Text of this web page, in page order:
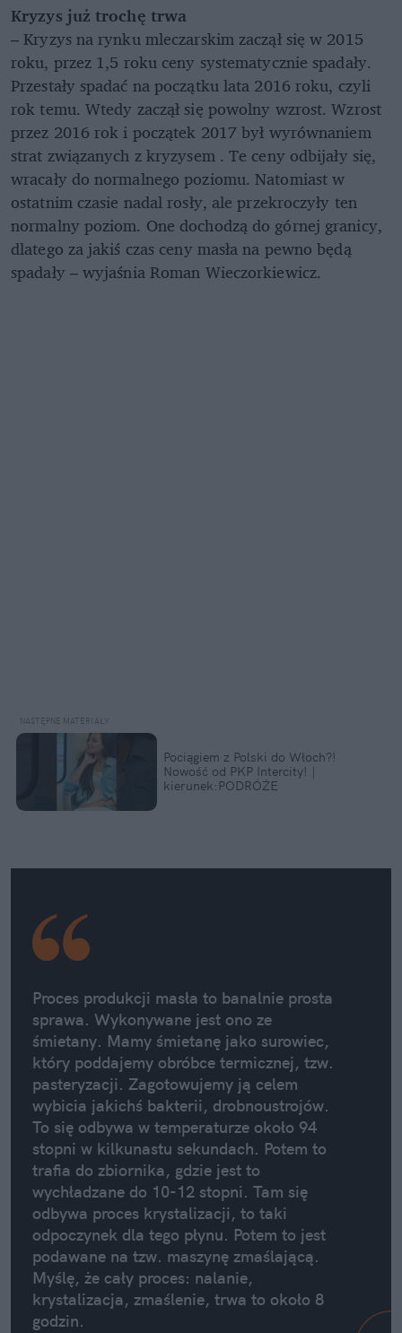
Kryzys już trochę trwa
– Kryzys na rynku mleczarskim zaczął się w 2015
roku, przez 1,5 roku ceny systematycznie spadały.
Przestały spadać na początku lata 2016 roku, czyli
rok temu. Wtedy zaczął się powolny wzrost. Wzrost
przez 2016 rok i początek 2017 był wyrównaniem
strat związanych z kryzysem . Te ceny odbijały się,
wracały do normalnego poziomu. Natomiast w
ostatnim czasie nadal rosły, ale przekroczyły ten
normalny poziom. One dochodzą do górnej granicy,
dlatego za jakiś czas ceny masła na pewno będą
spadały – wyjaśnia Roman Wieczorkiewicz.
Pociągiem z Polski do Włoch?!
Nowość od PKP Intercity! |
kierunek:PODRÓŻE
Proces produkcji masła to banalnie prosta
sprawa. Wykonywane jest ono ze
śmietany. Mamy śmietanę jako surowiec,
który poddajemy obróbce termicznej, tzw.
pasteryzacji. Zagotowujemy ją celem
wybicia jakichś bakterii, drobnoustrojów.
To się odbywa w temperaturze około 94
stopni w kilkunastu sekundach. Potem to
trafia do zbiornika, gdzie jest to
wychładzane do 10-12 stopni. Tam się
odbywa proces krystalizacji, to taki
odpoczynek dla tego płynu. Potem to jest
podawane na tzw. maszynę zmaślającą.
Myślę, że cały proces: nalanie,
krystalizacja, zmaślenie, trwa to około 8
godzin.